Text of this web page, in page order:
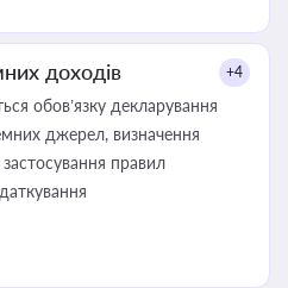
доходів +4
обов’язку декларування
джерел, визначення
правил